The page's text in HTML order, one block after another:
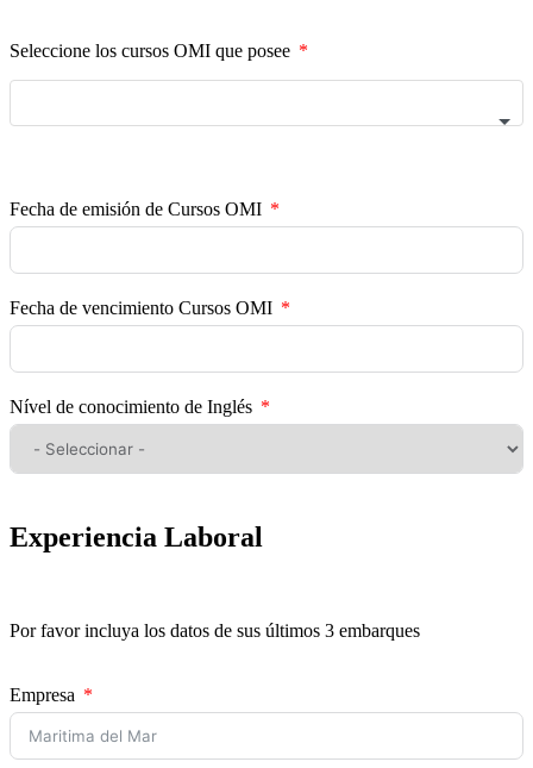
Seleccione los cursos OMI que posee
Fecha de emisión de Cursos OMI
Fecha de vencimiento Cursos OMI
Nível de conocimiento de Inglés
Experiencia Laboral
Por favor incluya los datos de sus últimos 3 embarques
Empresa